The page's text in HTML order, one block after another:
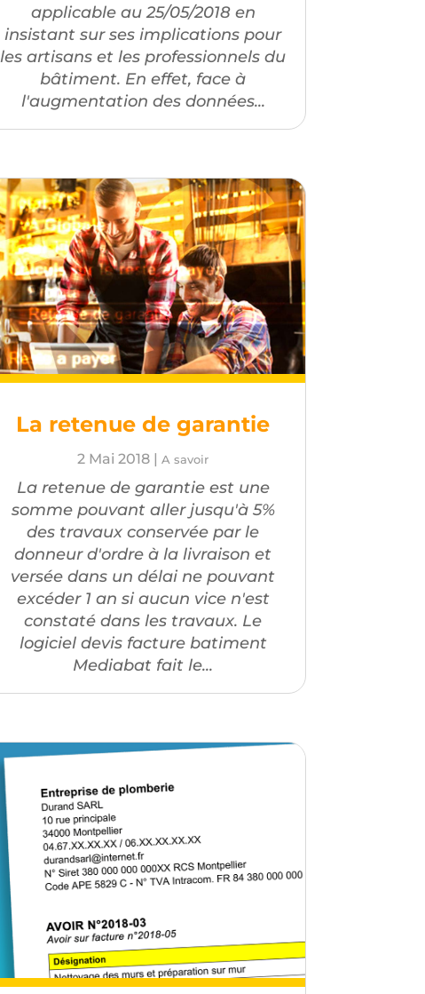
applicable au 25/05/2018 en
insistant sur ses implications pour
les artisans et les professionnels du
bâtiment. En effet, face à
l'augmentation des données...
La retenue de garantie
2 Mai 2018 |A savoir
La retenue de garantie est une
somme pouvant aller jusqu'à 5%
des travaux conservée par le
donneur d'ordre à la livraison et
versée dans un délai ne pouvant
excéder 1 an si aucun vice n'est
constaté dans les travaux. Le
logiciel devis facture batiment
Mediabat fait le...